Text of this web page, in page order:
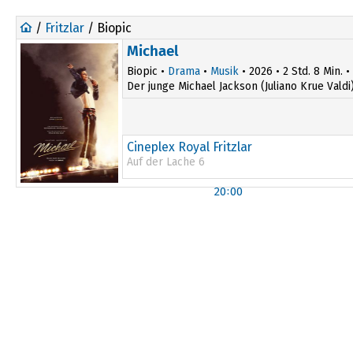
/ Fritzlar / Biopic
Michael
Biopic • Drama • Musik • 2026 • 2 Std. 8 Min.
Der junge Michael Jackson (Juliano Krue
Cineplex Royal Fritzlar
Auf der Lache 6
20:00